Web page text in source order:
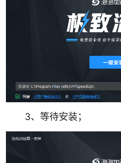
3、等待安装；